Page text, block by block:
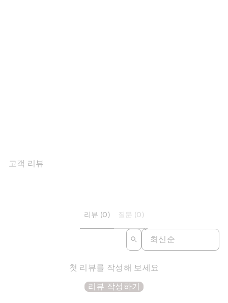
고객 리뷰
리뷰 (0) 질문 (0)
SORT REVIEWS BY
첫 리뷰를 작성해 보세요
리뷰 작성하기